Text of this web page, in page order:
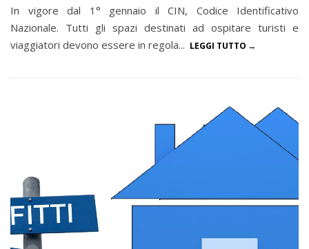
In vigore dal 1° gennaio il CIN, Codice Identificativo
Nazionale. Tutti gli spazi destinati ad ospitare turisti e
viaggiatori devono essere in regola... LEGGI TUTTO